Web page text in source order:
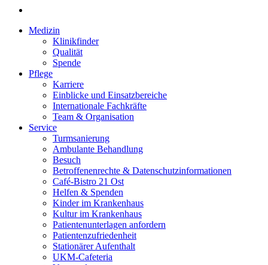
Medizin
Klinikfinder
Qualität
Spende
Pflege
Karriere
Einblicke und Einsatzbereiche
Internationale Fachkräfte
Team & Organisation
Service
Turmsanierung
Ambulante Behandlung
Besuch
Betroffenenrechte & Datenschutzinformationen
Café-Bistro 21 Ost
Helfen & Spenden
Kinder im Krankenhaus
Kultur im Krankenhaus
Patientenunterlagen anfordern
Patientenzufriedenheit
Stationärer Aufenthalt
UKM-Cafeteria